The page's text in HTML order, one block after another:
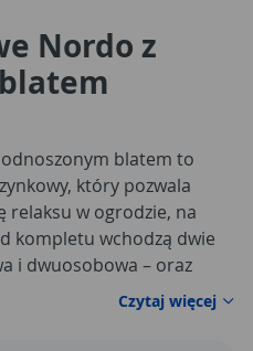
Nordo z
blatem to
który pozwala
w ogrodzie, na
kompletu wchodzą dwie
i dwuosobowa – oraz
stanowi centralny
i elegancki design
Czytaj więcej